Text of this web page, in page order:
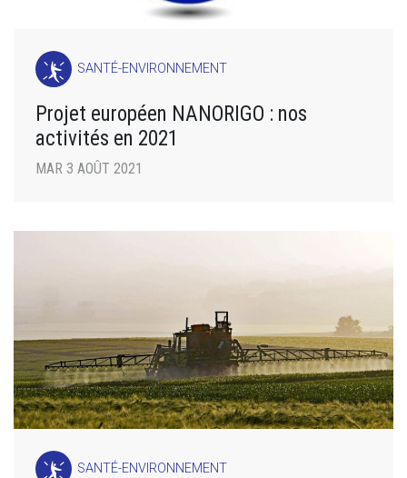
SANTÉ-ENVIRONNEMENT
Projet européen NANORIGO : nos
activités en 2021
MAR 3 AOÛT 2021
SANTÉ-ENVIRONNEMENT